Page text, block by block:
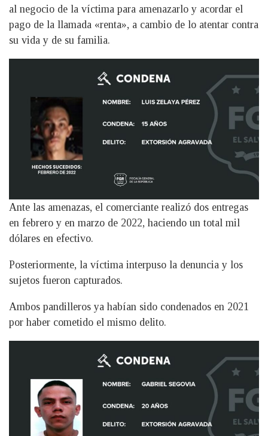
al negocio de la víctima para amenazarlo y acordar el
pago de la llamada «renta», a cambio de lo atentar contra
su vida y de su familia.
Ante las amenazas, el comerciante realizó dos entregas
en febrero y en marzo de 2022, haciendo un total mil
dólares en efectivo.
Posteriormente, la víctima interpuso la denuncia y los
sujetos fueron capturados.
Ambos pandilleros ya habían sido condenados en 2021
por haber cometido el mismo delito.